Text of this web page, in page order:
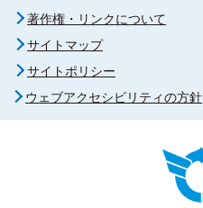
著作権・リンクについて
サイトマップ
サイトポリシー
ウェブアクセシビリティの方針